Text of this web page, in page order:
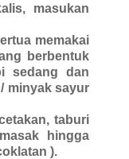
masukan
memakai
berbentuk
sedang dan
minyak sayur
taburi
hingga
).